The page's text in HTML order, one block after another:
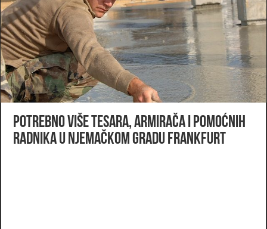
Potrebno više tesara, armirača i pomoćnih
radnika u Njemačkom gradu Frankfurt